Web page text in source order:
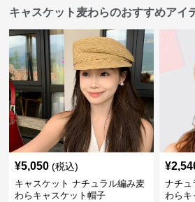
キャスケット麦わらのおすすめアイ
¥5,050 (税込)
キャスケット ナチュラル編み麦
わらキャスケット帽子
¥
ナチュ
わらキ